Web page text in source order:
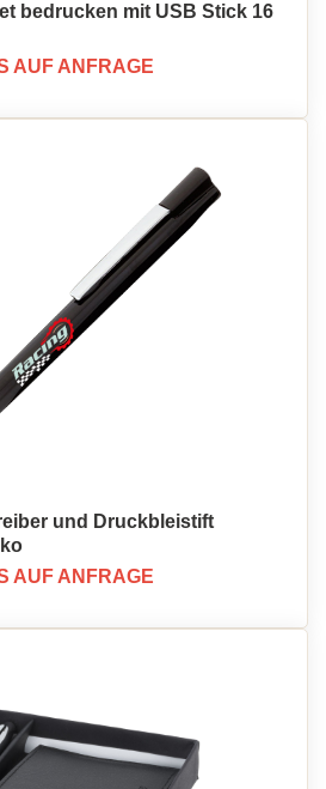
bedrucken mit USB Stick 16
AUF ANFRAGE
und Druckbleistift
AUF ANFRAGE